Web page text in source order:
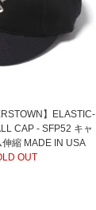
】ELASTIC-
CAP - SFP52 キャ
伸縮 MADE IN USA
OUT